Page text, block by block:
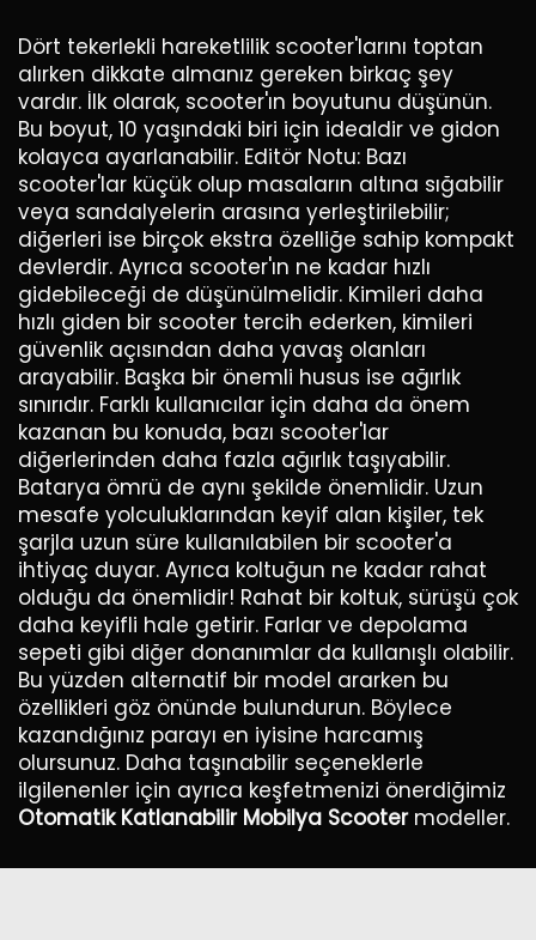
Dört tekerlekli hareketlilik scooter'larını toptan
alırken dikkate almanız gereken birkaç şey
vardır. İlk olarak, scooter'ın boyutunu düşünün.
Bu boyut, 10 yaşındaki biri için idealdir ve gidon
kolayca ayarlanabilir. Editör Notu: Bazı
scooter'lar küçük olup masaların altına sığabilir
veya sandalyelerin arasına yerleştirilebilir;
diğerleri ise birçok ekstra özelliğe sahip kompakt
devlerdir. Ayrıca scooter'ın ne kadar hızlı
gidebileceği de düşünülmelidir. Kimileri daha
hızlı giden bir scooter tercih ederken, kimileri
güvenlik açısından daha yavaş olanları
arayabilir. Başka bir önemli husus ise ağırlık
sınırıdır. Farklı kullanıcılar için daha da önem
kazanan bu konuda, bazı scooter'lar
diğerlerinden daha fazla ağırlık taşıyabilir.
Batarya ömrü de aynı şekilde önemlidir. Uzun
mesafe yolculuklarından keyif alan kişiler, tek
şarjla uzun süre kullanılabilen bir scooter'a
ihtiyaç duyar. Ayrıca koltuğun ne kadar rahat
olduğu da önemlidir! Rahat bir koltuk, sürüşü çok
daha keyifli hale getirir. Farlar ve depolama
sepeti gibi diğer donanımlar da kullanışlı olabilir.
Bu yüzden alternatif bir model ararken bu
özellikleri göz önünde bulundurun. Böylece
kazandığınız parayı en iyisine harcamış
olursunuz. Daha taşınabilir seçeneklerle
ilgilenenler için ayrıca keşfetmenizi önerdiğimiz
Otomatik Katlanabilir Mobilya Scooter modeller.